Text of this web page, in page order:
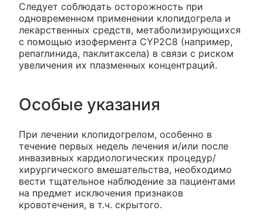
Следует соблюдать осторожность при
одновременном применении клопидогрела и
лекарственных средств, метаболизирующихся
с помощью изофермента CYP2C8 (например,
репаглинида, паклитаксела) в связи с риском
увеличения их плазменных концентраций.
Особые указания
При лечении клопидогрелом, особенно в
течение первых недель лечения и/или после
инвазивных кардиологических процедур/
хирургического вмешательства, необходимо
вести тщательное наблюдение за пациентами
на предмет исключения признаков
кровотечения, в т.ч. скрытого.